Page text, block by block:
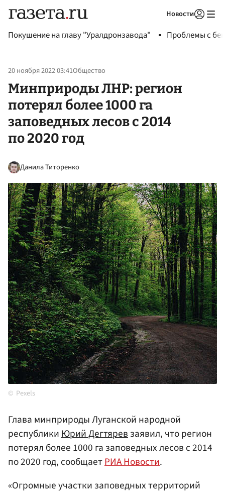
Новости
Покушение на главу "Уралдронзавода" Проблемы с
20 ноября 2022 03:41Общество
Минприроды ЛНР: регион
потерял более 1000 га
заповедных лесов с 2014
по 2020 год
Данила Титоренко
Pexels
Глава минприроды Луганской народной
республикиЮрий Дегтяревзаявил, что регион
потерял более 1000 га заповедных лесов с 2014
по 2020 год, сообщаетРИА Новости.
«Огромные участки заповедных территорий